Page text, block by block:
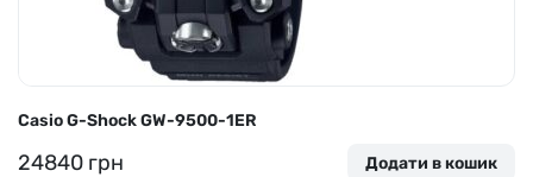
Casio G-Shock GW-9500-1ER
24840 грн Додати в кошик